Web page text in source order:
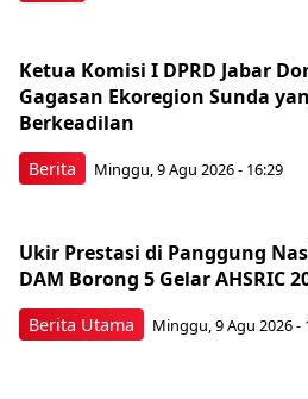
Berita
Ketua Komisi I DPRD Jabar
Gagasan Ekoregion Sunda
Berkeadilan
Minggu, 9 Agu 2026 - 16:29
Berita Utama
Ukir Prestasi di Panggung
DAM Borong 5 Gelar AHSRIC
Minggu, 9 Agu 2026 -